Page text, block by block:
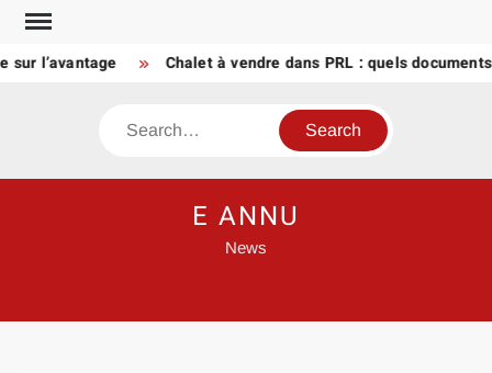
Skip
content
l’avantage Chalet à vendre dans PRL : quels documents
Search
E ANNU
News